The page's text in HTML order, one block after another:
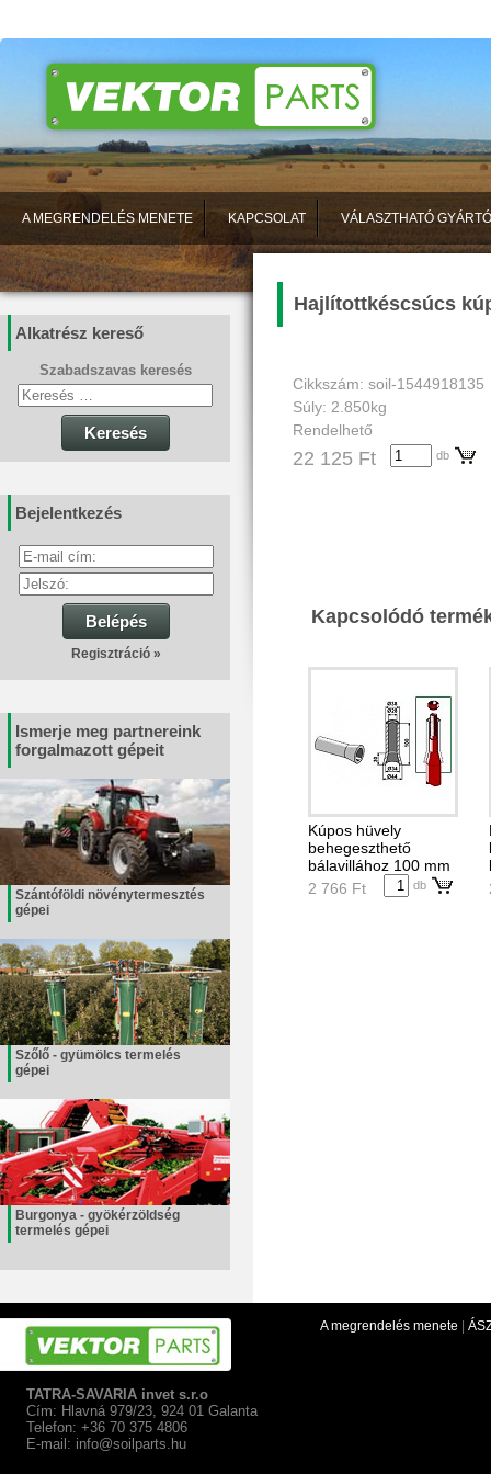
A MEGRENDELÉS MENETE KAPCSOLAT VÁLASZTHATÓ
Alkatrész kereső
Szabadszavas keresés
Keresés
Bejelentkezés
Belépés
Regisztráció »
Ismerje meg partnereink
forgalmazott gépeit
Szántóföldi növénytermesztés
gépei
Szőlő - gyümölcs termelés
gépei
Burgonya - gyökérzöldség
termelés gépei
Hajlítottkéscsúcs
Cikkszám: soil-1544918135
Súly: 2.850kg
Rendelhető
22 125 Ft db
Kapcsolódó
Kúpos hüvely
behegeszthető
bálavillához 100 mm
2 766 Ft
db
TATRA-SAVARIA invet s.r.o
Cím: Hlavná 979/23, 924 01 Galanta
Telefon: +36 70 375 4806
E-mail: info@soilparts.hu
A megrendelés menete